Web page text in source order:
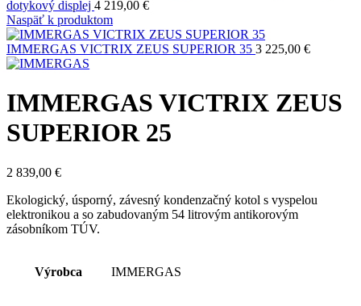
dotykový displej 4 219,00 €
Naspäť k produktom
IMMERGAS VICTRIX ZEUS SUPERIOR 35 3 225,00 €
IMMERGAS VICTRIX ZEUS
SUPERIOR 25
2 839,00 €
Ekologický, úsporný, závesný kondenzačný kotol s vyspelou
elektronikou a so zabudovaným 54 litrovým antikorovým
zásobníkom TÚV.
Výrobca IMMERGAS